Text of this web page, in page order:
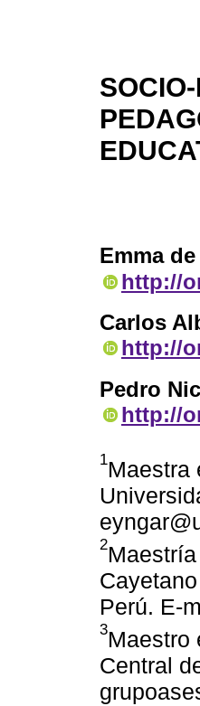
Emma
http://
Carlos
http://
Pedro
http://
1Maestra
2
Perú. E-
3Maestro
Central